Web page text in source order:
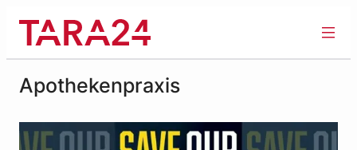
springen
Apothekenpraxis